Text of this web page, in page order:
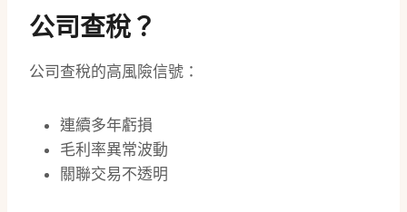
公司查稅？
公司查稅的高風險信號：
連續多年虧損
毛利率異常波動
關聯交易不透明